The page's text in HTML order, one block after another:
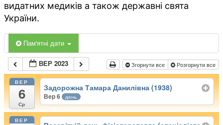
видатних медиків а також державні свята
України.
Пам'ятні дати
ВЕР 2023 Згорнути все Розгорнути все
ВЕР
6
Ср
Задорожна Тамара Данилівна (1938)
Вер 6 день
ВЕР